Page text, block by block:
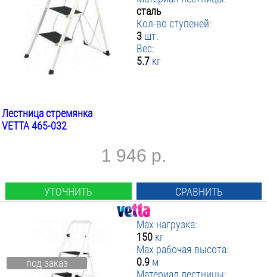
сталь
Кол-во ступеней:
3 шт.
Вес:
5.7 кг
Лестница стремянка
VETTA 465-032
1 946 р.
УТОЧНИТЬ СРАВНИТЬ
под заказ
Max нагрузка:
150 кг
Max рабочая высота:
0.9 м
Материал лестницы: